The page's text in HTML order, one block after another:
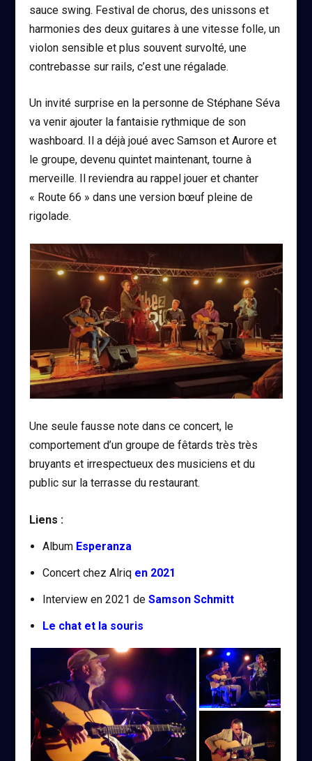
sauce swing. Festival de chorus, des unissons et
harmonies des deux guitares à une vitesse folle, un
violon sensible et plus souvent survolté, une
contrebasse sur rails, c’est une régalade.
Un invité surprise en la personne de Stéphane Séva
va venir ajouter la fantaisie rythmique de son
washboard. Il a déjà joué avec Samson et Aurore et
le groupe, devenu quintet maintenant, tourne à
merveille. Il reviendra au rappel jouer et chanter
« Route 66 » dans une version bœuf pleine de
rigolade.
Une seule fausse note dans ce concert, le
comportement d’un groupe de fêtards très très
bruyants et irrespectueux des musiciens et du
public sur la terrasse du restaurant.
Liens :
Album Esperanza
Concert chez Alriq en 2021
Interview en 2021 de Samson Schmitt
Le chat et la souris